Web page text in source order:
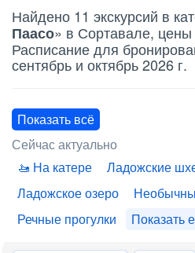
Найдено 11 экскурсий в
Паасо» в Сортавале, цены
Расписание для
сентябрь и октябрь 2026 г.
Показать всё
Сейчас актуально
На катере
Ладожские
Ладожское озеро
Речные прогулки
Показать